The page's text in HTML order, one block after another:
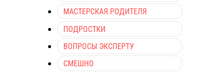
МАСТЕРСКАЯ РОДИТЕЛЯ
ПОДРОСТКИ
ВОПРОСЫ ЭКСПЕРТУ
СМЕШНО